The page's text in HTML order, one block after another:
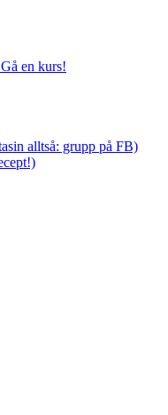
en kurs!
alltså: grupp på FB)